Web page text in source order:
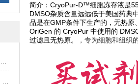
简介： CryoPur-D™细胞冻存液是
DMSO杂质含量远远低于美国药典
品是在GMP条件下生产的，无热原
OriGen 的 CryoPur 中使用的
过滤且无热原。
，专为细胞和组织